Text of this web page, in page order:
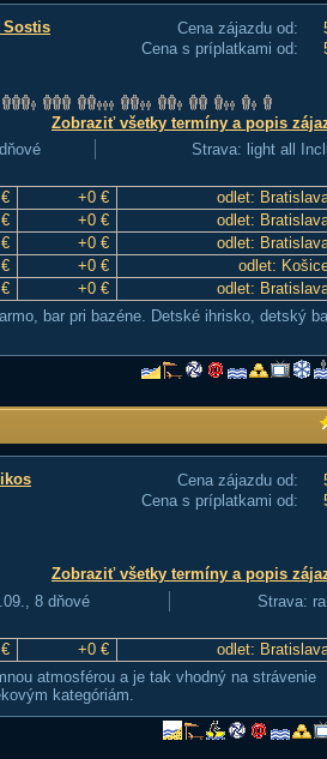
Cena zájazdu od:
Cena s príplatkami od:
Zobraziť všetky termíny a popis
Strava: light all
+0 €
odlet:
+0 €
odlet:
+0 €
odlet:
+0 €
odlet:
+0 €
odlet:
bar pri bazéne. Detské ihrisko, detský
Cena zájazdu od:
Cena s príplatkami od:
Zobraziť všetky termíny a popis
8 dňové
Strava:
+0 €
odlet:
atmosférou a je tak vhodný na strávenie
kategóriám.